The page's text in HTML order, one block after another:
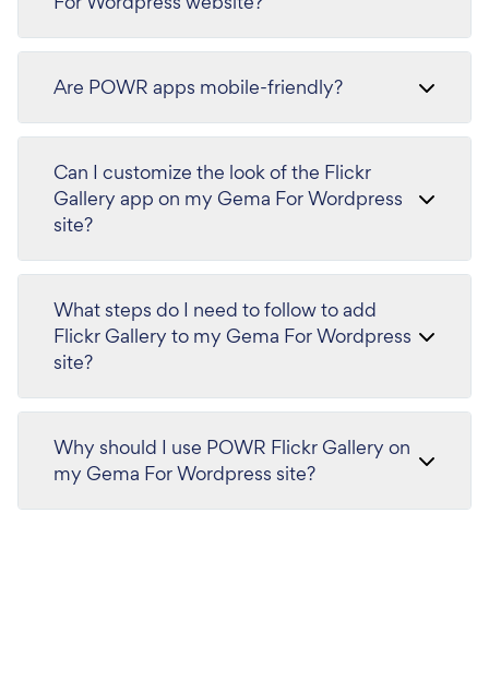
Are POWR apps mobile-friendly?
Can I customize the look of the Flickr
Gallery app on my Gema For Wordpress
site?
What steps do I need to follow to add
Flickr Gallery to my Gema For Wordpress
site?
Why should I use POWR Flickr Gallery on
my Gema For Wordpress site?